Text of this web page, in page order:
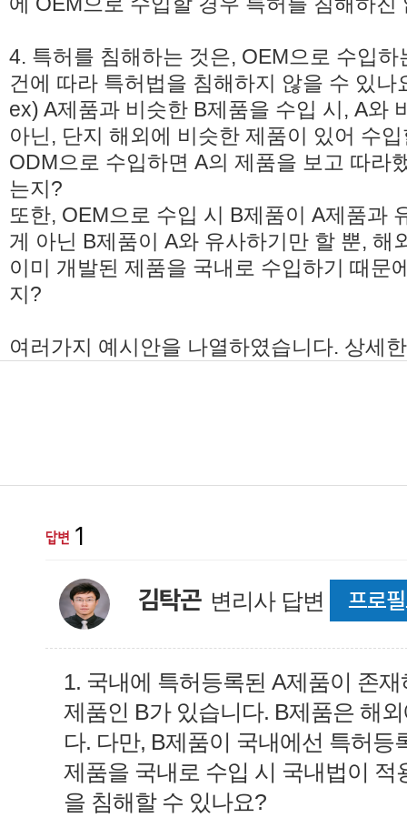
4. 특허를 침해하는 것은, OEM으로 수입
건에 따라 특허법을 침해하지 않을 수 있나
ex) A제품과 비슷한 B제품을 수입 시, A와
아닌, 단지 해외에 비슷한 제품이 있어 수
ODM으로 수입하면 A의 제품을 보고 따라
는지?
또한, OEM으로 수입 시 B제품이 A제품과
게 아닌 B제품이 A와 유사하기만 할 뿐, 해
이미 개발된 제품을 국내로 수입하기 때문
지?
여러가지 예시안을 나열하였습니다. 상세
1
김탁곤 변리사 답변 프로
1. 국내에 특허등록된 A제품이 존
제품인 B가 있습니다. B제품은 해
다. 다만, B제품이 국내에선 특허등
제품을 국내로 수입 시 국내법이
을 침해할 수 있나요?